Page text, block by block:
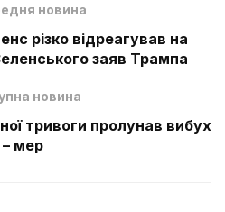
новина
різко відреагував на
заяв Трампа
новина
тривоги пролунав вибух
– мер